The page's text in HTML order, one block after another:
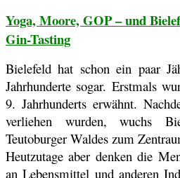
Yoga, Moore, GOP – und
Gin-Tasting
Bielefeld hat schon ein paar
Jahrhunderte sogar. Erstmals
9. Jahrhunderts erwähnt.
verliehen wurden, wuchs
Teutoburger Waldes zum
Heutzutage aber denken die
an Lebensmittel und anderen